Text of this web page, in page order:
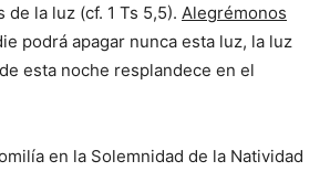
de la luz (cf. 1 Ts 5,5). Alegrémonos
podrá apagar nunca esta luz, la luz
esta noche resplandece en el
en la Solemnidad de la Natividad